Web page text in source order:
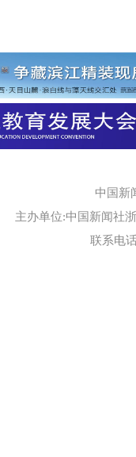
中国新
主办单位:中国新闻社
联系电